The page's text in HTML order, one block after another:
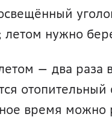
летом нужно
— два раза
время